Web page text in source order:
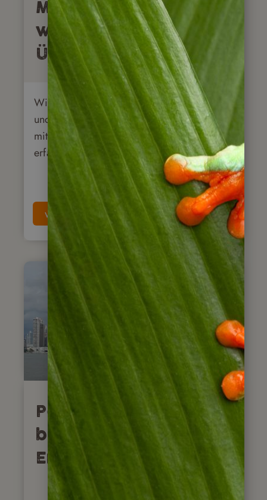
Mietwagen? Die
wichtigsten Tipps im
Überblick
Wir finden, Panama ist eine Reise wert …
und warum das Land gut auf eigene Faust
mit dem Mietwagen bereist werden kann,
erfahren Sie von uns!
weiterlesen
Panama City – Die
besten Tipps für
Entdecker